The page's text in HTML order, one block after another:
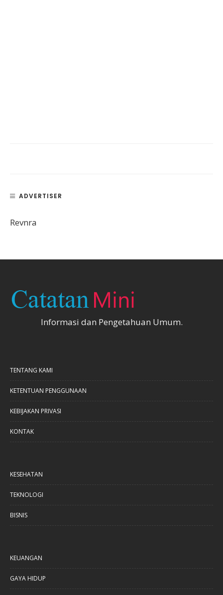
ADVERTISER
Revnra
Informasi dan Pengetahuan Umum.
TENTANG KAMI
KETENTUAN PENGGUNAAN
KEBIJAKAN PRIVASI
KONTAK
KESEHATAN
TEKNOLOGI
BISNIS
KEUANGAN
GAYA HIDUP